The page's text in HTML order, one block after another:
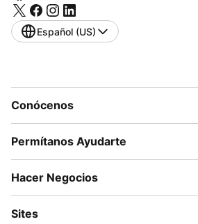
Español (US)
Conócenos
Permítanos Ayudarte
Hacer Negocios
Sites